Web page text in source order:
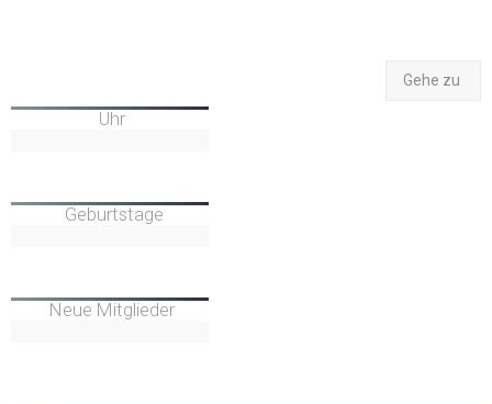
Gehe zu
Uhr
Geburtstage
Neue Mitglieder